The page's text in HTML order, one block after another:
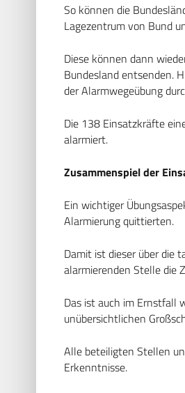
So können die
Lagezentrum von Bund
Diese können dann
Bundesland entsenden.
der Alarmwegeübung
Die 138 Einsatzkräfte
alarmiert.
Zusammenspiel der
Ein wichtiger
Alarmierung quittierten.
Damit ist dieser über die
alarmierenden Stelle die
Das ist auch im Ernstfall
unübersichtlichen
Alle beteiligten Stellen
Erkenntnisse.